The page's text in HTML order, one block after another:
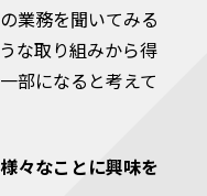
業務を聞いてみる
な取り組みから得
部になると考えて
々なことに興味を